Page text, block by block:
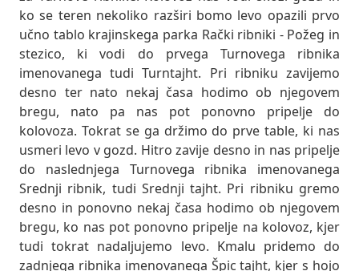
ko se teren nekoliko razširi bomo levo opazili prvo
učno tablo krajinskega parka Rački ribniki - Požeg in
stezico, ki vodi do prvega Turnovega ribnika
imenovanega tudi Turntajht. Pri ribniku zavijemo
desno ter nato nekaj časa hodimo ob njegovem
bregu, nato pa nas pot ponovno pripelje do
kolovoza. Tokrat se ga držimo do prve table, ki nas
usmeri levo v gozd. Hitro zavije desno in nas pripelje
do naslednjega Turnovega ribnika imenovanega
Srednji ribnik, tudi Srednji tajht. Pri ribniku gremo
desno in ponovno nekaj časa hodimo ob njegovem
bregu, ko nas pot ponovno pripelje na kolovoz, kjer
tudi tokrat nadaljujemo levo. Kmalu pridemo do
zadnjega ribnika imenovanega Špic tajht, kjer s hojo